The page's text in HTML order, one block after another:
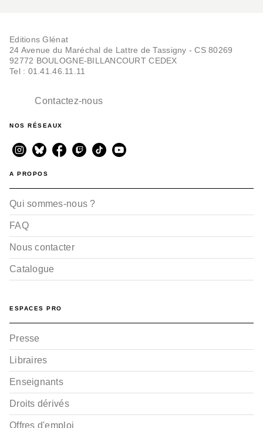
Editions Glénat
24 Avenue du Maréchal de Lattre de Tassigny - CS 80269
92772 BOULOGNE-BILLANCOURT CEDEX
Tel : 01.41.46.11.11
Contactez-nous
NOS RÉSEAUX
A PROPOS
Qui sommes-nous ?
FAQ
Nous contacter
Catalogue
ESPACES PRO
Presse
Libraires
Enseignants
Droits dérivés
Offres d'emploi